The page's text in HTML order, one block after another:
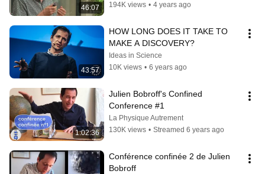
46:07
194K views • 4 years ago
43:57
HOW LONG DOES IT TAKE TO
MAKE A DISCOVERY?
Ideas in Science
10K views • 6 years ago
1:02:36
Julien Bobroff's Confined
Conference #1
La Physique Autrement
130K views • Streamed 6 years ago
Conférence confinée 2 de Julien
Bobroff